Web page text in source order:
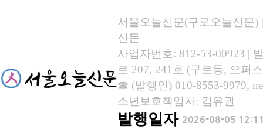
서울오늘신문(구로오늘신문)
신문
사업자번호: 812-53-00923 |
로 207, 241호 (구로동, 오퍼
☎ (발행인) 010-8553-9979,
소년보호책임자: 김유권
발행일자